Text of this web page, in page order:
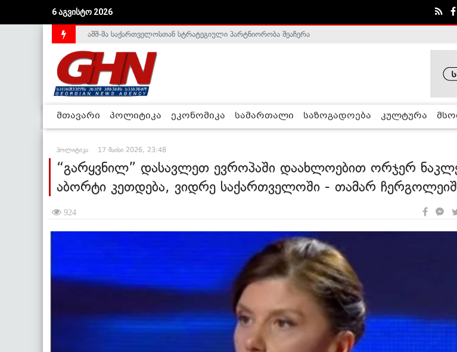
6 აგვისტო 2026
საქართველოს დე-ფაქტო მთავრობა არალეგიტიმურია - ჰელსინკის კომისია
აშშ-მა საქართველოსთან სტრატეგიული პარტნიორობა შეაჩერა
მთავარი პოლიტიკა ეკონომიკა სამართალი საზოგადოება კულტურა
პოლიტიკა 17 მაისი 2026, 23:48
“გარყვნილ” დასავლეთ ევროპაში დაახლოებით ორჯერ
აბორტი კეთდება, ვიდრე საქართველოში - თამარ
924